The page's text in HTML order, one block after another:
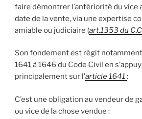
faire démontrer l’antériorité du vice
date de la vente, via une expertise
amiable ou judiciaire (art.1353 du C.C
Son fondement est régit
1641 à 1646 du Code Civil en
principalement sur l’article 1641 :
C’est une obligation au vendeur de
ou vice de la chose vendue :